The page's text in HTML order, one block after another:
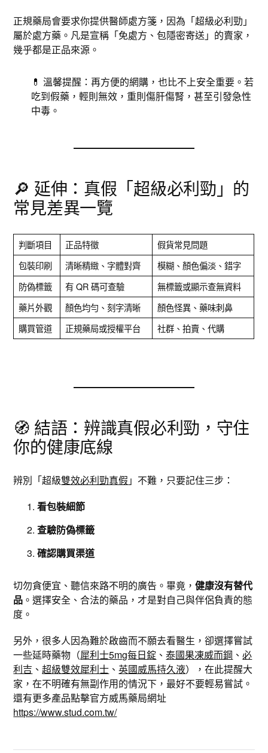
正規藥局會要求你提供醫師處方箋，因為「超級必利勁」
屬於處方藥。凡是宣稱「免處方、包隱密寄送」的賣家，
幾乎都是正品來源。
💊 溫馨提醒：再方便的網購，也比不上安全重要。若
吃到假藥，輕則無效，重則傷肝傷腎，甚至引發急性
中毒。
🔎 延伸：真假「超級必利勁」的
常見差異一覽
判斷項目 正品特徵
假貨常見問題
包裝印刷
清晰精緻、字體對齊
模糊、顏色偏淡、錯字
防偽標籤
有 QR 碼可查驗
無標籤或顯示查無資料
藥片外觀
顏色均勻、刻字清晰
顏色怪異、藥味刺鼻
購買管道
正規藥局或授權平台 社群、拍賣、代購
🧭 結語：辨識真假必利勁，守住
你的健康底線
辨別「超級雙效必利勁真假 」不難，只要記住三步：
看包裝細節
查驗防偽標籤
確認購買渠道
切勿貪便宜、聽信來路不明的廣告。畢竟，健康沒有替代
品 。選擇安全、合法的藥品，才是對自己與伴侶負責的態
度。
另外，很多人因為難於啟齒而不願去看醫生，卻選擇嘗試
一些延時藥物（犀利士5mg每日錠 、泰國果凍威而鋼 、必
利吉 、超級雙效犀利士 、英國威馬持久液），在此提醒大
家，在不明確有無副作用的情況下，最好不要輕易嘗試。
還有更多產品點擊官方威馬藥局網址
https://www.stud.com.tw/